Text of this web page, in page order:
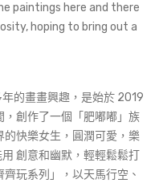
paintings here and there
hoping to bring out a
的畫畫興趣，是始於 2019
創作了一個「肥嘟嘟」族
快樂女生，圓潤可愛，樂
創意和幽默，輕輕鬆鬆打
玩系列」，以天馬行空、